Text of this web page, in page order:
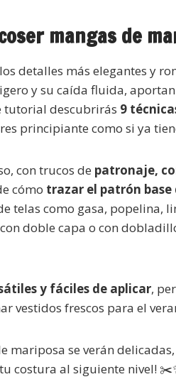
mangas de
detalles más elegantes y
y su caída fluida,
tutorial descubrirás 9
principiante como si ya
con trucos de patronaje,
cómo trazar el patrón
telas como gasa, popelina,
doble capa o con
y fáciles de aplicar,
vestidos frescos para el
mariposa se verán
costura al siguiente nivel!